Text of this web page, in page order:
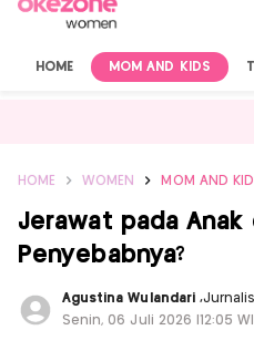
HOME MOM AND KIDS
HOME WOMEN MOM AND
Jerawat pada Anak
Penyebabnya?
Agustina Wulandari ,Jurnalis
Senin, 06 Juli 2026 |12:05